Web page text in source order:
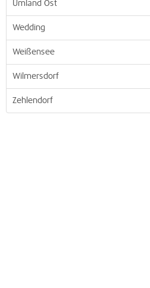
Umland Ost
Wedding
Weißensee
Wilmersdorf
Zehlendorf